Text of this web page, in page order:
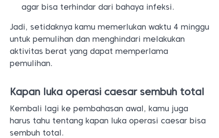
agar bisa terhindar dari bahaya infeksi.
Jadi, setidaknya kamu memerlukan waktu 4 minggu
untuk pemulihan dan menghindari melakukan
aktivitas berat yang dapat memperlama
pemulihan.
Kapan luka operasi caesar sembuh total
Kembali lagi ke pembahasan awal, kamu juga
harus tahu tentang kapan luka operasi caesar bisa
sembuh total.